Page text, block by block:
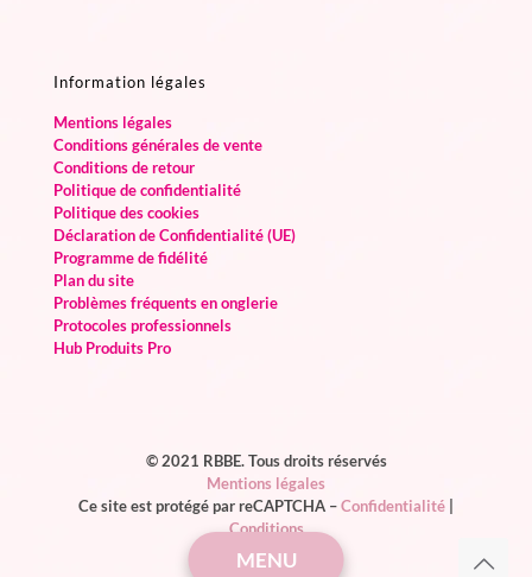
Information légales
Mentions légales
Conditions générales de vente
Conditions de retour
Politique de confidentialité
Politique des cookies
Déclaration de Confidentialité (UE)
Programme de fidélité
Plan du site
Problèmes fréquents en onglerie
Protocoles professionnels
Hub Produits Pro
© 2021 RBBE. Tous droits réservés
Mentions légales
Ce site est protégé par reCAPTCHA –Confidentialité
Conditions
MENU